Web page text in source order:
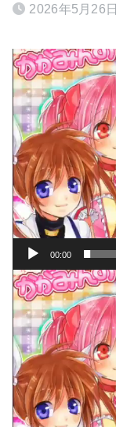
2026年5月26日
動
画
プ
レ
ー
ヤ
ー
00:00
動
画
プ
レ
ー
ヤ
ー